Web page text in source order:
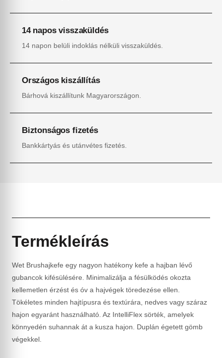
14 napos visszaküldés
14 napon belüli indoklás nélküli visszaküldés.
Országos kiszállítás
Bárhová kiszállítunk Magyarországon.
Biztonságos fizetés
Bankkártyás és utánvétes fizetés.
Termékleírás
Wet Brushajkefe egy nagyon hatékony kefe a hajban lévő
gubancok kifésülésére. Minimalizálja a fésülködés okozta
kellemetlen érzést és óv a hajvégek töredezése ellen.
Tökéletes minden hajtípusra és textúrára, nedves vagy száraz
hajon egyaránt használható. Az IntelliFlex sörték, amelyek
könnyedén suhannak át a kusza hajon. Duplán égetett gömb
végekkel.